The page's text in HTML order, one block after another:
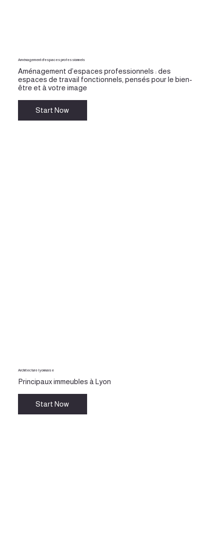
Aménagement d'espaces professionnels
Aménagement d’espaces professionnels : des
espaces de travail fonctionnels, pensés pour le bien-
être et à votre image
Start Now
Architecture Iyonnaise
Principaux immeubles à Lyon
Start Now